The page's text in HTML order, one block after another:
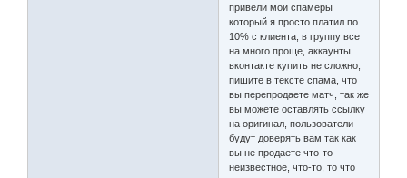
привели мои спамеры
который я просто платил по
10% с клиента, в группу все
на много проще, аккаунты
вконтакте купить не сложно,
пишите в тексте спама, что
вы перепродаете матч, так же
вы можете оставлять ссылку
на оригинал, пользователи
будут доверять вам так как
вы не продаете что-то
неизвестное, что-то, то что